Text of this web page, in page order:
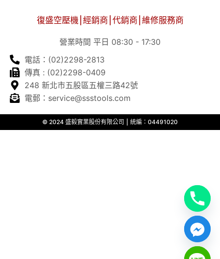
復盛空壓機⎮經銷商⎮代銷商⎮維修服務商
營業時間 平日 08:30 - 17:30
電話：(02)2298-2813
傳真 : (02)2298-0409
248 新北市五股區五權三路42號
電郵：service@ssstools.com
© 2024 盛毅實業股份有限公司 ⎮ 統編：04491020